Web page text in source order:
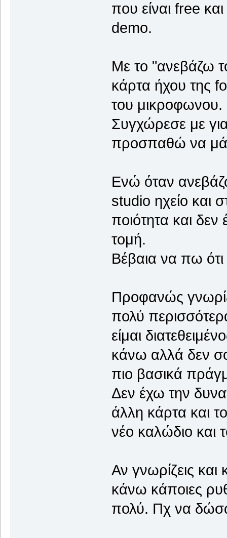
που είναι free
demo.
Με το "ανεβάζω
κάρτα ήχου της
του μικροφωνου.
Συγχώρεσε με
προσπαθώ να
Ενώ όταν
studio ηχείο και
ποιότητα και
τομή.
Βέβαια να πω
Προφανώς
πολύ
είμαι
κάνω αλλά δεν
πιο βασικά
Δεν έχω την
άλλη κάρτα και
νέο καλώδιο και
Αν γνωρίζεις
κάνω κάποιες
πολύ. Πχ να